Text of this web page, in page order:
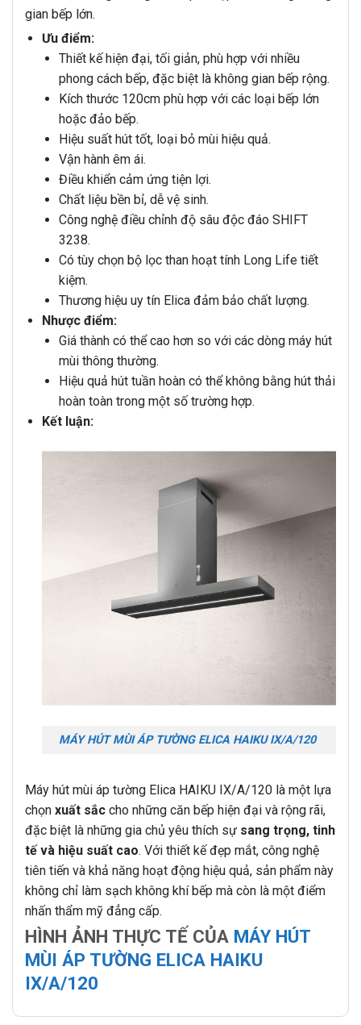
gian bếp lớn.
Ưu điểm:
Thiết kế hiện đại, tối giản, phù hợp với nhiều
phong cách bếp, đặc biệt là không gian bếp rộng.
Kích thước 120cm phù hợp với các loại bếp lớn
hoặc đảo bếp.
Hiệu suất hút tốt, loại bỏ mùi hiệu quả.
Vận hành êm ái.
Điều khiển cảm ứng tiện lợi.
Chất liệu bền bỉ, dễ vệ sinh.
Công nghệ điều chỉnh độ sâu độc đáo SHIFT
3238.
Có tùy chọn bộ lọc than hoạt tính Long Life tiết
kiệm.
Thương hiệu uy tín Elica đảm bảo chất lượng.
Nhược điểm:
Giá thành có thể cao hơn so với các dòng máy hút
mùi thông thường.
Hiệu quả hút tuần hoàn có thể không bằng hút thải
hoàn toàn trong một số trường hợp.
Kết luận:
MÁY HÚT MÙI ÁP TƯỜNG ELICA HAIKU IX/A/120
Máy hút mùi áp tường Elica HAIKU IX/A/120 là một lựa
chọn xuất sắc cho những căn bếp hiện đại và rộng rãi,
đặc biệt là những gia chủ yêu thích sự sang trọng, tinh
tế và hiệu suất cao. Với thiết kế đẹp mắt, công nghệ
tiên tiến và khả năng hoạt động hiệu quả, sản phẩm này
không chỉ làm sạch không khí bếp mà còn là một điểm
nhấn thẩm mỹ đẳng cấp.
HÌNH ẢNH THỰC TẾ CỦA MÁY HÚT
MÙI ÁP TƯỜNG ELICA HAIKU
IX/A/120